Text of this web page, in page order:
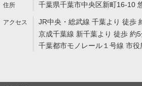
千葉県千葉市中央区新町16-10
JR中央・総武線 千葉より 徒歩
京成千葉線 新千葉より 徒歩 約
千葉都市モノレール１号線 市